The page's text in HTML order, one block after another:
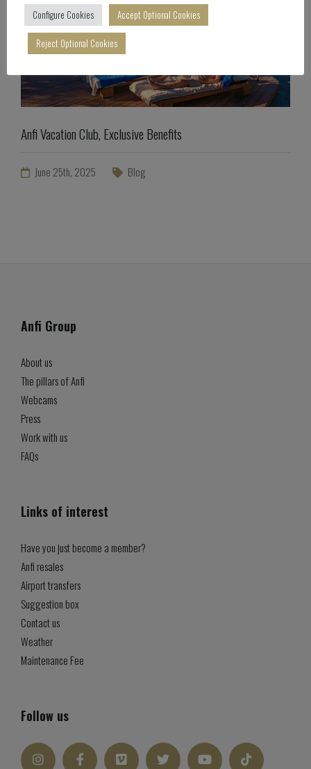
Anfi Vacation Club, Exclusive Benefits
June 25th, 2025 Blog
Anfi Group
About us
The pillars of Anfi
Webcams
Press
Work with us
FAQs
Links of interest
Have you just become a member?
Anfi resales
Airport transfers
Suggestion box
Contact us
Weather
Maintenance Fee
Follow us
Configure Cookies Accept Optional Cookies
Reject Optional Cookies